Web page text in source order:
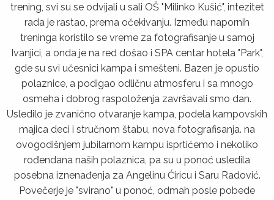
trening, svi su se odvijali u sali OŠ "Milinko Kušić", intezitet
rada je rastao, prema očekivanju. Između napornih
treninga koristilo se vreme za fotografisanje u samoj
Ivanjici, a onda je na red došao i SPA centar hotela "Park",
gde su svi učesnici kampa i smešteni. Bazen je opustio
polaznice, a podigao odličnu atmosferu i sa mnogo
osmeha i dobrog raspoloženja završavali smo dan.
Usledilo je zvanično otvaranje kampa, podela kampovskih
majica deci i stručnom štabu, nova fotografisanja. na
ovogodišnjem jubilarnom kampu isprtićemo i nekoliko
rođendana naših polaznica, pa su u ponoć usledila
posebna iznenađenja za Angelinu Ćiricu i Saru Radović.
Povečerje je "svirano" u ponoć, odmah posle pobede